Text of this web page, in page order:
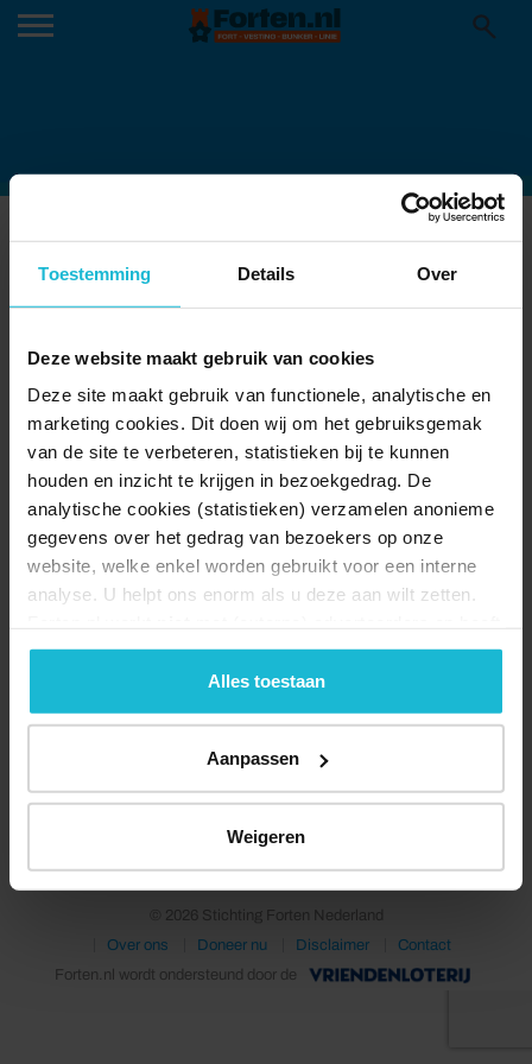
Toestemming Details Over
Deze website maakt gebruik van cookies
Deze site maakt gebruik van functionele, analytische en
marketing cookies. Dit doen wij om het gebruiksgemak
van de site te verbeteren, statistieken bij te kunnen
houden en inzicht te krijgen in bezoekgedrag. De
analytische cookies (statistieken) verzamelen anonieme
gegevens over het gedrag van bezoekers op onze
website, welke enkel worden gebruikt voor een interne
analyse. U helpt ons enorm als u deze aan wilt zetten.
geen commerciële doelstelling. U kunt deze cookies via
de knoppen accepteren, beheren of weigeren.
Alles toestaan
Aanpassen
Weigeren
47E33055BAB0
© 2026 Stichting Forten Nederland
Over ons
Doneer nu Disclaimer
Contact
Forten.nl wordt ondersteund door de